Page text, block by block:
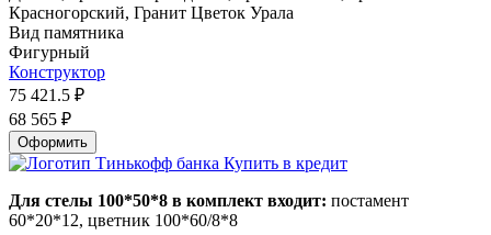
Красногорский, Гранит Цветок Урала
Вид памятника
Фигурный
Конструктор
75 421.5 ₽
68 565 ₽
Оформить
Купить в кредит
Для стелы 100*50*8 в комплект входит: постамент
60*20*12, цветник 100*60/8*8